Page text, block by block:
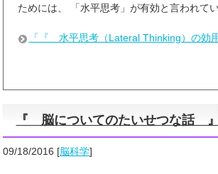
ためには、 「水平思考」が有効と言われて
「『 水平思考（Lateral Thinking）の
『 脳についてのたいせつな話
09/18/2016 [脳科学]